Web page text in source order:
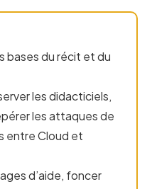
bases du récit et du
les didacticiels,
les attaques de
entre Cloud et
d’aide, foncer